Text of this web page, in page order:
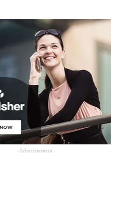
- Advertisement -